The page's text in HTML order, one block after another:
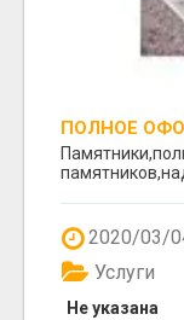
ПОЛНОЕ
2020/03/
Не указана
Услуги